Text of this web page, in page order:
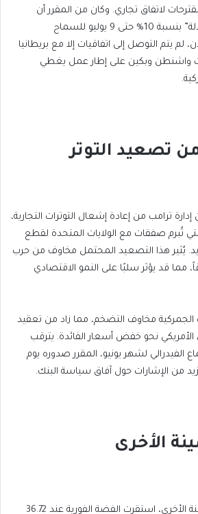
لاتفاق تجاري. وكان من المقرر أن
تفرض “التعريفات المتبادلة” بنسبة 10% حتى 9 يوليو للسماح
لم يتم التوصل إلى اتفاقيات إلا مع بريطانيا
واشنطن وبكين على إطار عمل يغطي
تصعيد التوتر
ترامب من إعادة إشعال التوترات التجارية،
تُبرم صفقات مع الولايات المتحدة لقطع
يُثير هذا التصعيد المحتمل مخاوف من حرب
مما قد يؤثر سلبًا على النمو الاقتصادي
الجمركية مخاوف التضخم، مما زاد من تعقيد
الأمريكي نحو خفض أسعار الفائدة. يترقب
الفيدرالي لشهر يونيو، المقرر صدوره يوم
من الإشارات حول آفاق سياسة البنك.
الأخرى
في أسواق المعادن الثمينة الأخرى، استقرت الفضة الفورية عند 36.72